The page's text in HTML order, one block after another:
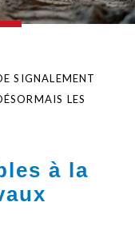
SIGNALEMENT
LES
à la